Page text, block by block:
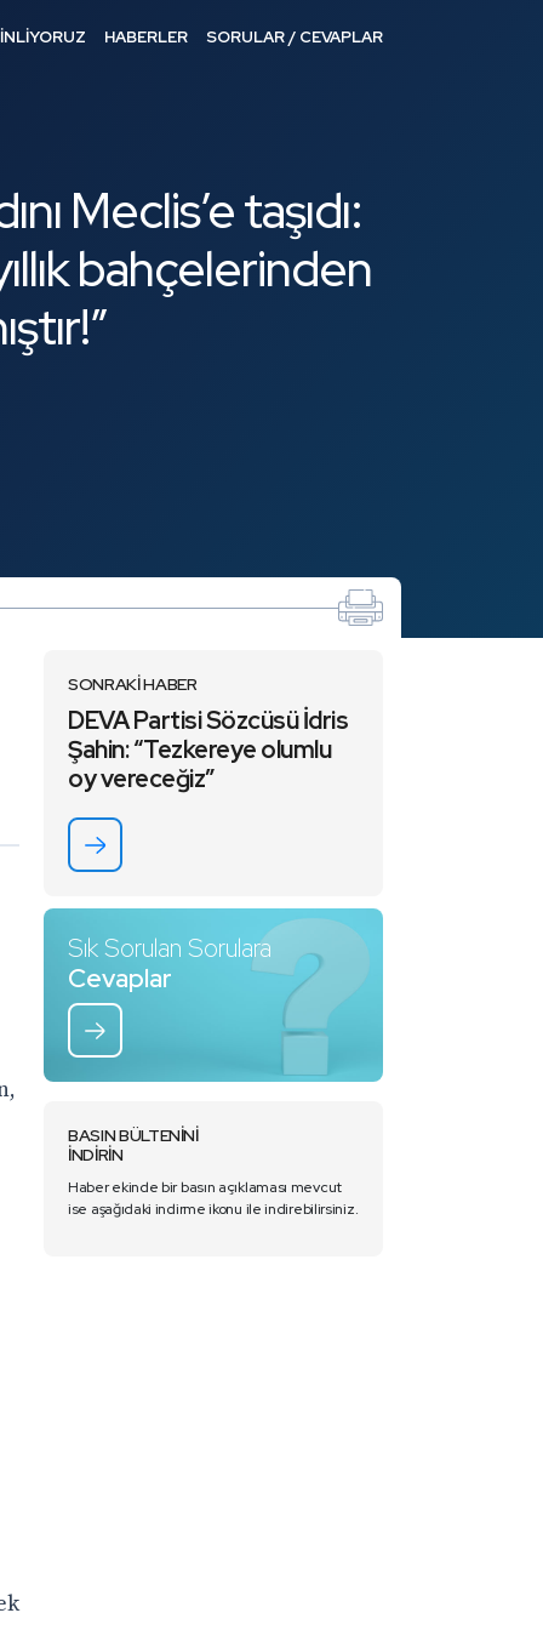
HABERLER SORULAR / CEVAPLAR
Meclis’e taşıdı:
bahçelerinden
SONRAKİ HABER
DEVA Partisi Sözcüsü İdris
Şahin: “Tezkereye olumlu
oy vereceğiz”
Sık Sorulan Sorulara
Cevaplar
BASIN BÜLTENİNİ
İNDİRİN
Haber ekinde bir basın açıklaması mevcut
ise aşağıdaki indirme ikonu ile indirebilirsiniz.